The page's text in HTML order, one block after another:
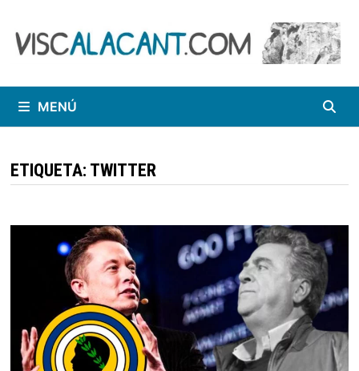
contenido
MENÚ
ETIQUETA: TWITTER